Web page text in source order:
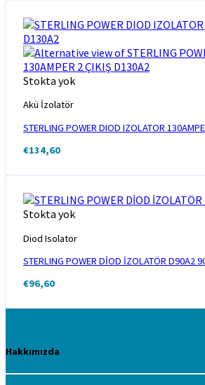
Stokta yok
Akü İzolatör
STERLING POWER DIOD IZOLATOR
€134,60
Stokta yok
Diod Isolator
STERLING POWER DİOD İZOLATÖR D90A2
€96,60
Hakkımızda